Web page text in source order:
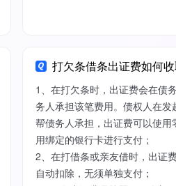
打欠条借条出证费如何收
1、在打欠条时，出证费会在债
务人承担该笔费用。债权人在
帮债务人承担，出证费可以使
用绑定的银行卡进行支付；
2、在打借条或亲友借时，出证
自动扣除，无须单独支付；